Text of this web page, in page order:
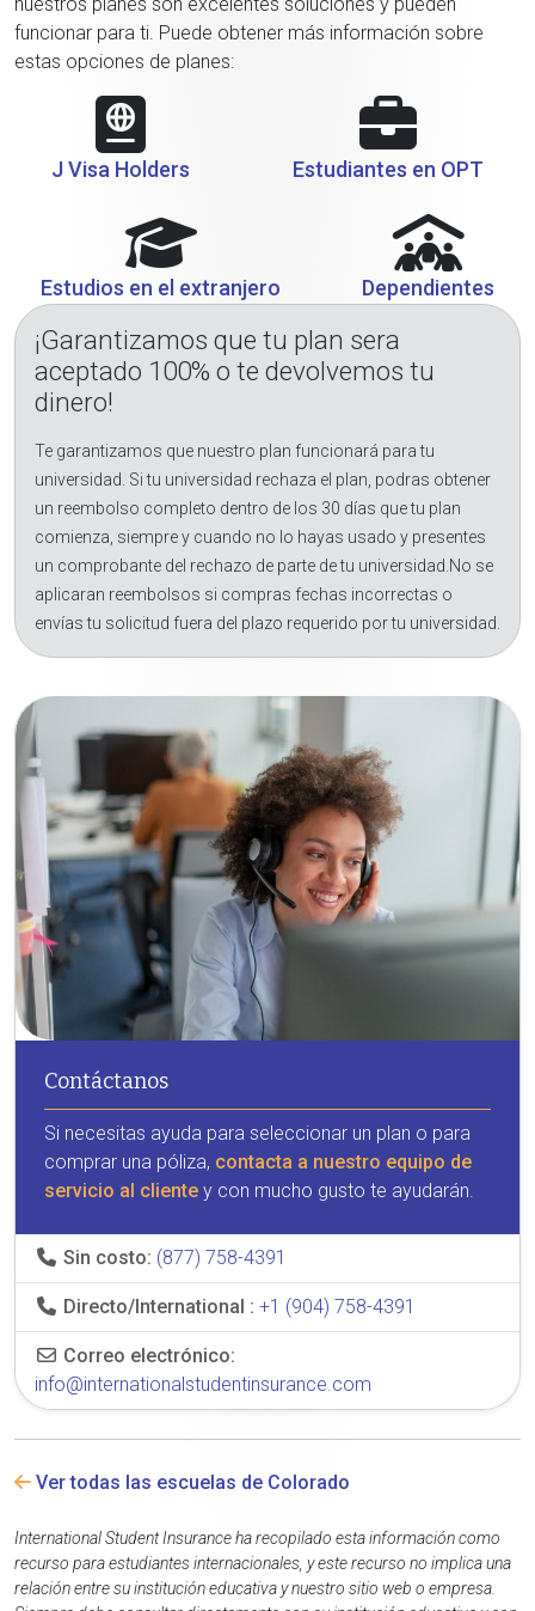
funcionar para ti. Puede obtener más información sobre
estas opciones de planes:
J Visa Holders Estudiantes en OPT
Estudios en el extranjero Dependientes
¡Garantizamos que tu plan sera
aceptado 100% o te devolvemos tu
dinero!
Te garantizamos que nuestro plan funcionará para tu
universidad. Si tu universidad rechaza el plan, podras obtener
un reembolso completo dentro de los 30 días que tu plan
comienza, siempre y cuando no lo hayas usado y presentes
un comprobante del rechazo de parte de tu universidad.No se
aplicaran reembolsos si compras fechas incorrectas o
envías tu solicitud fuera del plazo requerido por tu universidad.
Contáctanos
Si necesitas ayuda para seleccionar un plan o para
comprar una póliza, contacta a nuestro equipo de
servicio al cliente y con mucho gusto te ayudarán.
Sin costo: (877) 758-4391
Directo/International : +1 (904) 758-4391
Correo electrónico:
info@internationalstudentinsurance.com
Ver todas las escuelas de Colorado
International Student Insurance ha recopilado esta información como
recurso para estudiantes internacionales, y este recurso no implica una
relación entre su institución educativa y nuestro sitio web o empresa.